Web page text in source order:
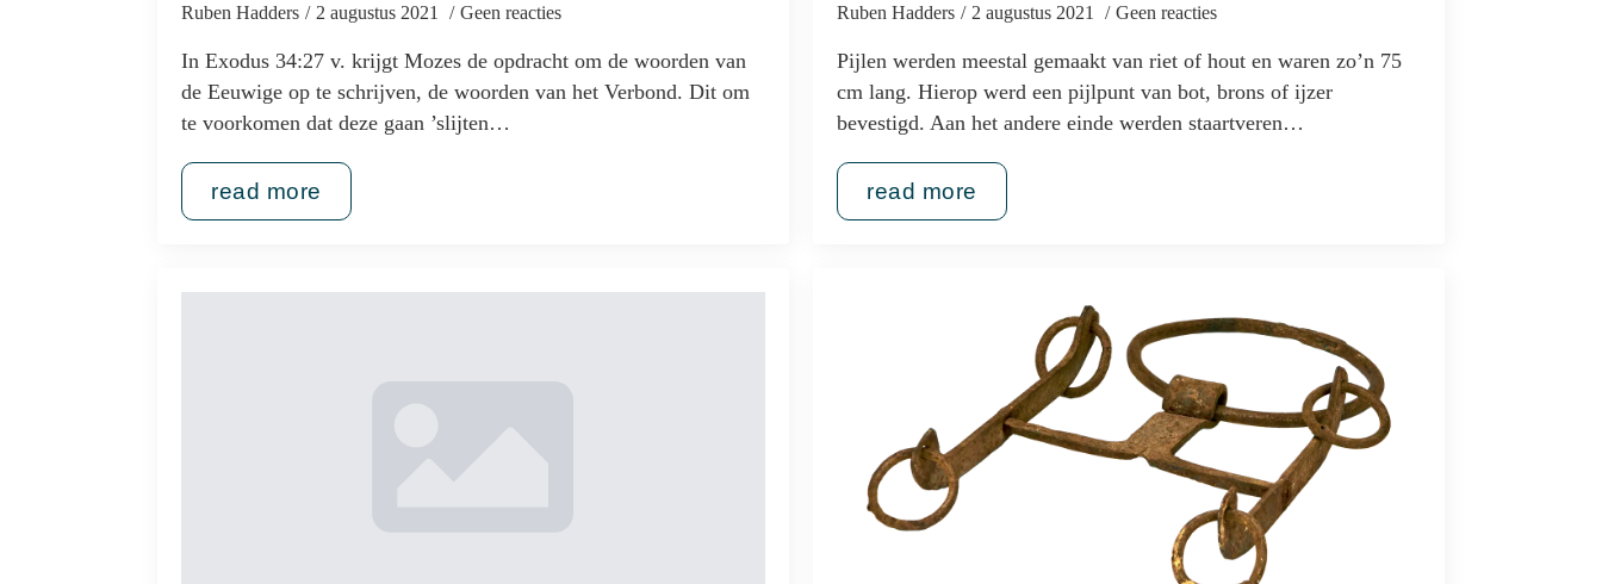
Ruben Hadders 2 augustus 2021 Geen reacties
In Exodus 34:27 v. krijgt Mozes de opdracht om de woorden van
de Eeuwige op te schrijven, de woorden van het Verbond. Dit om
te voorkomen dat deze gaan ’slijten…
read more
Ruben Hadders 2 augustus 2021 Geen reacties
Pijlen werden meestal gemaakt van riet of hout en waren zo’n 75
cm lang. Hierop werd een pijlpunt van bot, brons of ijzer
bevestigd. Aan het andere einde werden staartveren…
read more